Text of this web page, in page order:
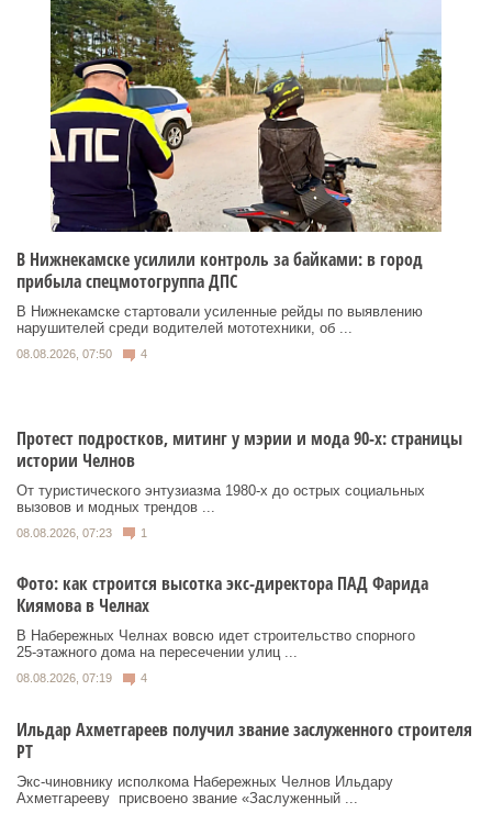
В Нижнекамске усилили контроль за байками: в город
прибыла спецмотогруппа ДПС
В Нижнекамске стартовали усиленные рейды по выявлению
нарушителей среди водителей мототехники, об ...
08.08.2026, 07:50 4
Протест подростков, митинг у мэрии и мода 90-х: страницы
истории Челнов
От туристического энтузиазма 1980‑х до острых социальных
вызовов и модных трендов ...
08.08.2026, 07:23 1
Фото: как строится высотка экс-директора ПАД Фарида
Киямова в Челнах
В Набережных Челнах вовсю идет строительство спорного
25‑этажного дома на пересечении улиц ...
08.08.2026, 07:19 4
Ильдар Ахметгареев получил звание заслуженного строителя
РТ
Экс‑чиновнику исполкома Набережных Челнов Ильдару
Ахметгарееву присвоено звание «Заслуженный ...